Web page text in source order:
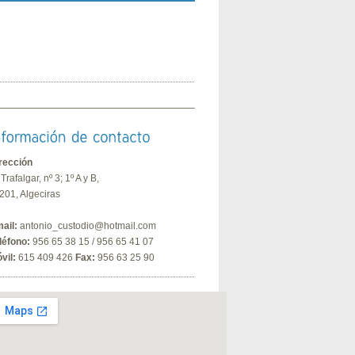
nº 3; 1º A y B,
Algeciras
antonio_custodio@hotmail.com
956 65 38 15 / 956 65 41 07
615 409 426 Fax: 956 63 25 90